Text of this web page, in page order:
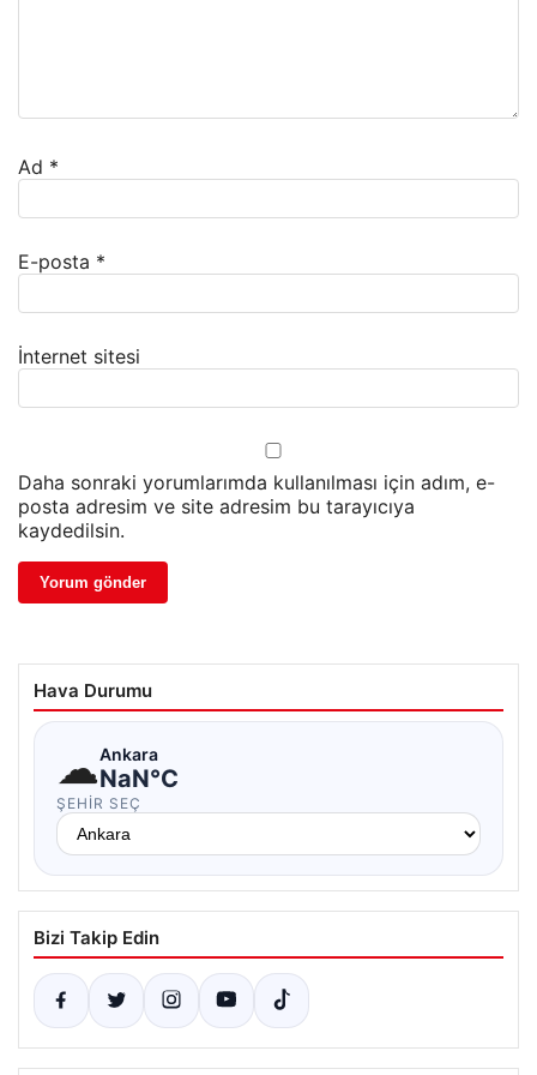
Ad *
E-posta *
İnternet sitesi
Daha sonraki yorumlarımda kullanılması için adım, e-
posta adresim ve site adresim bu tarayıcıya
kaydedilsin.
Hava Durumu
☁Ankara
NaN°C
ŞEHIR SEÇ
Bizi Takip Edin